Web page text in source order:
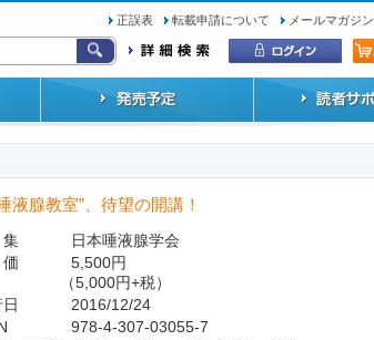
正誤表 転載申請について メールマガジン
液腺教室”、待望の開講！
日本唾液腺学会
5,500円
（5,000円+税）
2016/12/24
978-4-307-03055-7